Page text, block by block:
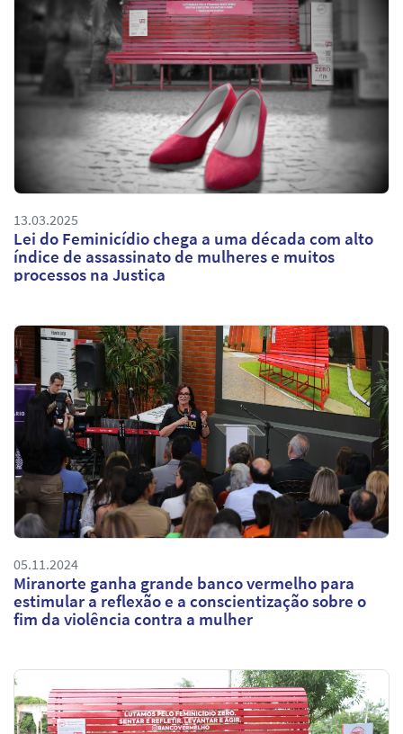
13.03.2025
Lei do Feminicídio chega a uma década com alto
índice de assassinato de mulheres e muitos
processos na Justiça
05.11.2024
Miranorte ganha grande banco vermelho para
estimular a reflexão e a conscientização sobre o
fim da violência contra a mulher